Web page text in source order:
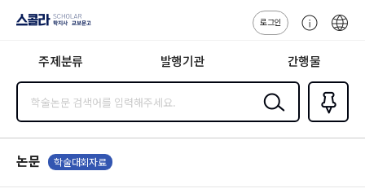
지사·교보문고
로그인
센
주제분류 발행기관 간행물
검색
즐겨찾
기0
논문 학술대회자료